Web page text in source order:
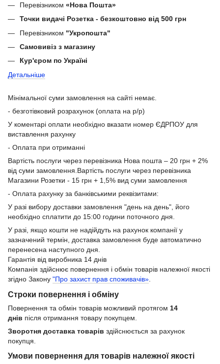
Перевізником «Нова Пошта»
Точки видачі Розетка - безкоштовно від 500 грн
Перевізником "Укропошта"
Самовивіз з магазину
Кур'єром по Україні
Детальніше
Мінімальної суми замовлення на сайті немає.
- безготівковий розрахунок (оплата на р/р)
У коментарі оплати необхідно вказати номер ЄДРПОУ для
виставлення рахунку
- Оплата при отриманні
Вартість послуги через перевізника Нова пошта – 20 грн + 2%
від суми замовлення.Вартість послуги через перевізника
Магазини Розетки - 15 грн + 1,5% вид суми замовлення
- Оплата рахунку за банківськими реквізитами:
У разі вибору доставки замовлення "день на день", його
необхідно сплатити до 15:00 години поточного дня.
У разі, якщо кошти не надійдуть на рахунок компанії у
зазначений термін, доставка замовлення буде автоматично
перенесена наступного дня.
Гарантія від виробника 14 днів
Компанія здійснює повернення і обмін товарів належної якості
згідно Закону "Про захист прав споживачів»
Строки повернення і обміну
Повернення та обмін товарів можливий протягом 14
днів після отримання товару покупцем.
Зворотня доставка товарів здійснюється за рахунок
покупця.
Умови повернення для товарів належної якості